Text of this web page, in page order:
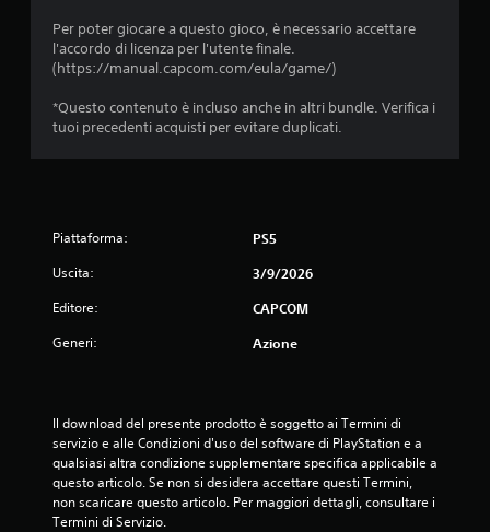
Per poter giocare a questo gioco, è necessario accettare
l'accordo di licenza per l'utente finale.
(https://manual.capcom.com/eula/game/)
*Questo contenuto è incluso anche in altri bundle. Verifica i
tuoi precedenti acquisti per evitare duplicati.
Piattaforma: PS5
Uscita: 3/9/2026
Editore: CAPCOM
Generi: Azione
Il download del presente prodotto è soggetto ai Termini di
servizio e alle Condizioni d'uso del software di PlayStation e a
qualsiasi altra condizione supplementare specifica applicabile a
questo articolo. Se non si desidera accettare questi Termini,
non scaricare questo articolo. Per maggiori dettagli, consultare i
Termini di Servizio.